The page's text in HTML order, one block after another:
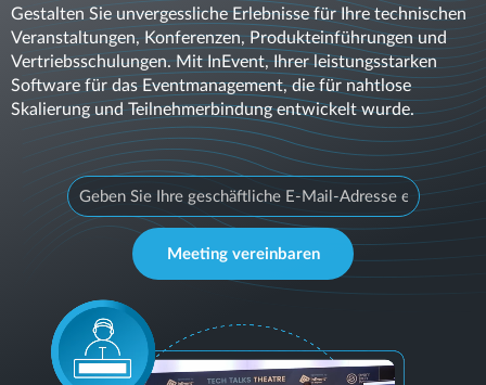
Gestalten Sie unvergessliche Erlebnisse für Ihre technischen
Veranstaltungen, Konferenzen, Produkteinführungen und
Vertriebsschulungen. Mit InEvent, Ihrer leistungsstarken
Software für das Eventmanagement, die für nahtlose
Skalierung und Teilnehmerbindung entwickelt wurde.
Meeting vereinbaren